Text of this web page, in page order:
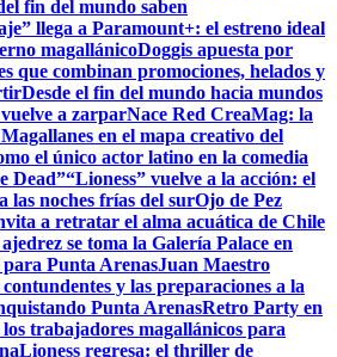
fin del mundo saben
llega a Paramount+: el estreno ideal
magallánicoDoggis apuesta por
que combinan promociones, helados y
Desde el fin del mundo hacia mundos
a zarparNace Red CreaMag: la
en el mapa creativo del
el único actor latino en la comedia
Dead”“Lioness” vuelve a la acción: el
las noches frías del surOjo de Pez
a retratar el alma acuática de Chile
se toma la Galería Palace en
Punta ArenasJuan Maestro
y las preparaciones a la
Punta ArenasRetro Party en
trabajadores magallánicos para
Lioness regresa: el thriller de